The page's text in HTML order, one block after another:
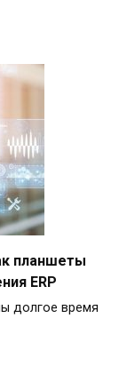
планшеты
ERP
долгое время